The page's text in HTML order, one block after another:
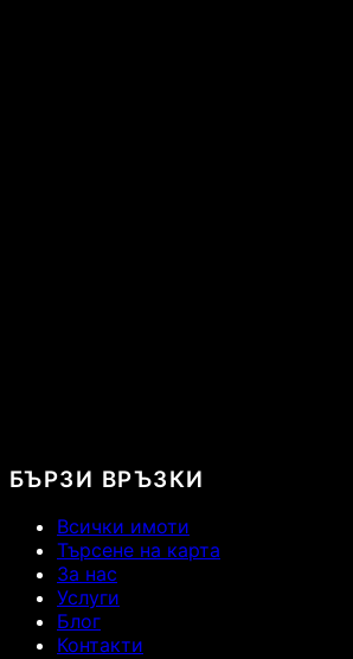
БЪРЗИ ВРЪЗКИ
Всички имоти
Търсене на карта
За нас
Услуги
Блог
Контакти